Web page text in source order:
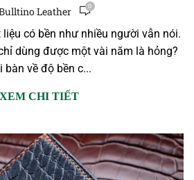
Leather 0
có bền như nhiều người vẫn nói.
dùng được một vài năm là hỏng?
bàn về độ bền c...
XEM CHI TIẾT